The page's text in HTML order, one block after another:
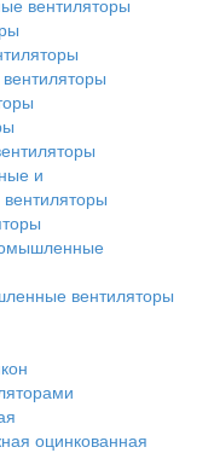
и
вентиляторы
оцинкованная